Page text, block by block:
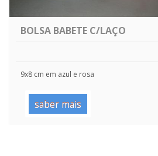
BOLSA BABETE C/LAÇO
9x8 cm em azul e rosa
saber mais